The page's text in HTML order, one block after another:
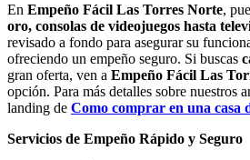
En Empeño Fácil Las Torres Norte,
oro, consolas de videojuegos hasta
revisado a fondo para asegurar su
ofreciendo un empeño seguro. Si buscas
gran oferta, ven a Empeño Fácil Las
opción. Para más detalles sobre nuestros
landing de Como comprar en una casa
Servicios de Empeño Rápido y Seguro